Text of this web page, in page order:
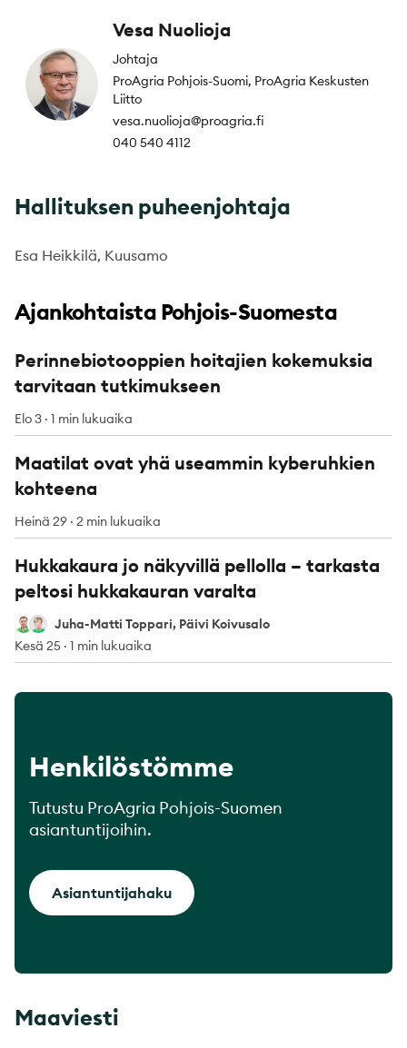
Vesa Nuolioja
Johtaja
ProAgria Pohjois-Suomi, ProAgria Keskusten
Liitto
vesa.nuolioja@proagria.fi
040 540 4112
Hallituksen puheenjohtaja
Esa Heikkilä, Kuusamo
Ajankohtaista Pohjois-Suomesta
Perinnebiotooppien hoitajien kokemuksia
tarvitaan tutkimukseen
Elo 3 · 1 min lukuaika
Maatilat ovat yhä useammin kyberuhkien
kohteena
Heinä 29 · 2 min lukuaika
Hukkakaura jo näkyvillä pellolla – tarkasta
peltosi hukkakauran varalta
Juha-Matti Toppari
Päivi Koivusalo
Juha-Matti Toppari, Päivi Koivusalo
Kesä 25 · 1 min lukuaika
Henkilöstömme
Tutustu ProAgria Pohjois-Suomen
asiantuntijoihin.
Asiantuntijahaku
Maaviesti